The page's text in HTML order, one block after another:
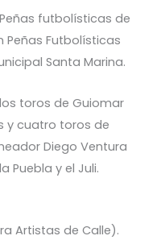
futbolísticas de
Peñas Futbolísticas
Santa Marina.
toros de Guiomar
y cuatro toros de
Diego Ventura
Puebla y el Juli.
Artistas de Calle).